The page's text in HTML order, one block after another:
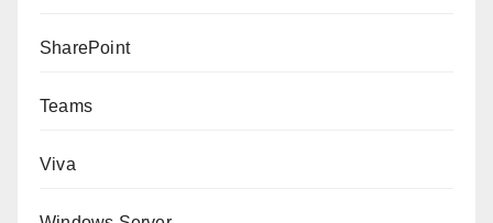
SharePoint
Teams
Viva